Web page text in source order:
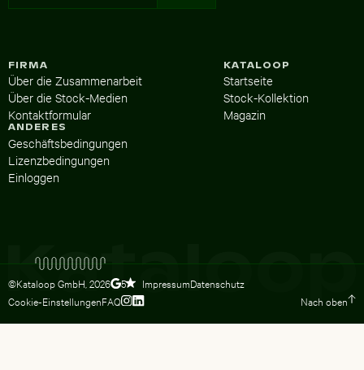
KATALOOP
Startseite
Stock-Kollektion
Magazin
FIRMA
Über die Zusammenarbeit
Über die Stock-Medien
Kontaktformular
ANDERES
Geschäftsbedingungen
Lizenzbedingungen
Einloggen
©Kataloop GmbH, 2026 5 ImpressumDatenschutz
Cookie-EinstellungenFAQ Nach oben